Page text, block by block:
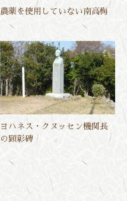
農薬を使用していない南高梅
ヨハネス・クヌッセン機関長
の顕彰碑